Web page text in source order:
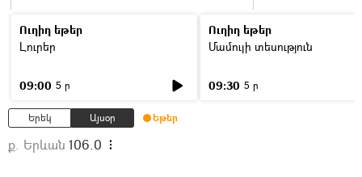
Ուղիղ եթեր
Լուրեր
09:00 5 ր
Ուղիղ եթեր
Մամուլի տեսություն
09:30 5 ր
Երեկ Այսօր Եթեր
ք. Երևան 106.0